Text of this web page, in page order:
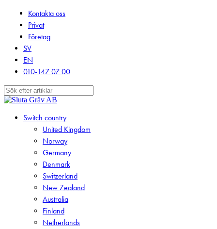
content
Kontakta oss
Privat
Företag
SV
EN
010-147 07 00
Close
search
Menu
Switch country
United Kingdom
Norway
Germany
Denmark
Switzerland
New Zealand
Australia
Finland
Netherlands